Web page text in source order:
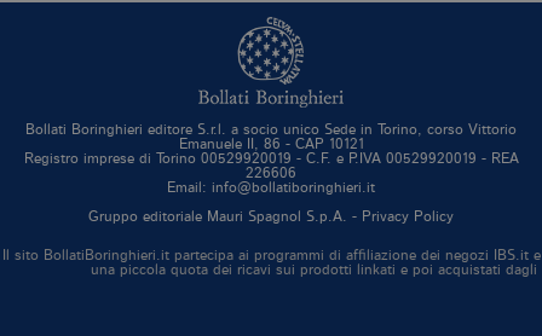
Bollati Boringhieri editore S.r.l. a socio unico Sede in Torino, corso Vittorio
Emanuele II, 86 - CAP 10121
Registro imprese di Torino 00529920019 - C.F. e P.IVA 00529920019 - REA
226606
Email: info@bollatiboringhieri.it
Gruppo editoriale Mauri Spagnol S.p.A. - Privacy Policy
Il sito BollatiBoringhieri.it partecipa ai programmi di affiliazione dei negozi
una piccola quota dei ricavi sui prodotti linkati e poi acquistati
_gat_UA-96327731-1
.bollatiboringhieri.it 1 minuto